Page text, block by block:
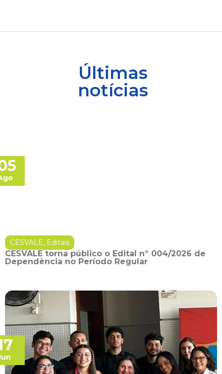
Últimas
notícias
CESVALE, Editais
CESVALE torna público o Edital nº 004/2026 de
Dependência no Período Regular